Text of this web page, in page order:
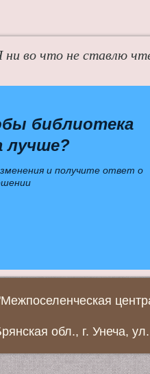
ни во что не ставлю
библиотека
лучше?
и получите ответ о
обл., г. Унеча,